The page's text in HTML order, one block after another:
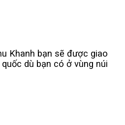
Khanh bạn sẽ được giao
dù bạn có ở vùng núi